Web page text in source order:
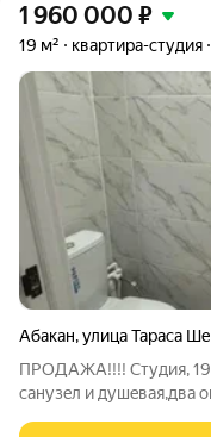
1 960 000 ₽
19 м² квартира-студия
Абакан,улица Тараса
ПРОДАЖА!!!! Студия,
caнузeл и душeвая,два